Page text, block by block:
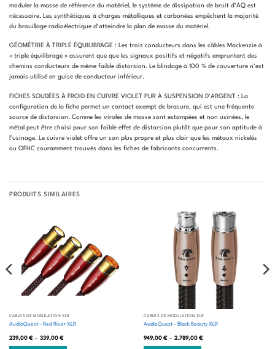
moduler la masse de référence du matériel, le système de dissipation de bruit d’AQ est
nécessaire. Les synthétiques à charges métalliques et carbonées empêchent la majorité
du brouillage radioélectrique d’atteindre la plan de masse du matériel.
GÉOMÉTRIE À TRIPLE ÉQUILIBRAGE : Les trois conducteurs dans les câbles Mackenzie à
« triple équilibrage » assurent que que les signaux positifs et négatifs empruntent des
chemins conducteurs de même faible distorsion. Le blindage à 100 % de couverture n’est
jamais utilisé en guise de conducteur inférieur.
FICHES SOUDÉES À FROID EN CUIVRE VIOLET PUR À SUSPENSION D’ARGENT : La
configuration de la fiche permet un contact exempt de brasure, qui est une fréquente
source de distorsion. Comme les viroles de masse sont estampées et non usinées, le
métal peut être choisi pour son faible effet de distorsion plutôt que pour son aptitude à
l’usinage. Le cuivre violet offre un son plus propre et plus clair que les métaux nickelés
ou OFHC couramment trouvés dans les fiches de fabricants concurrents.
PRODUITS SIMILAIRES
CÂBLES DE MODULATION XLR
AudioQuest – Red River XLR
239,00 € – 339,00 €Plage
CÂBLES DE MODULATION XLR
AudioQuest – Black Beauty XLR
949,00 € – 2.789,00 €Plage